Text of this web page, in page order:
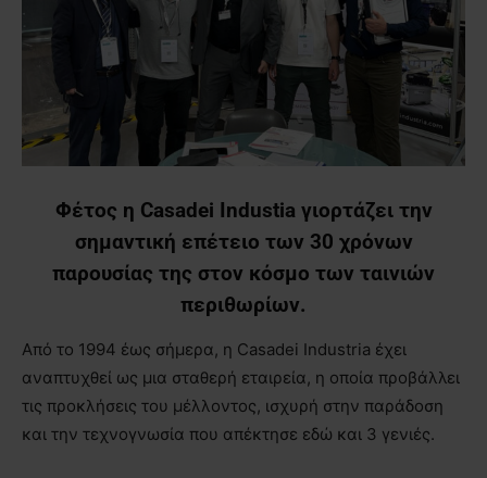
Φέτος η Casadei Industia γιορτάζει την
σημαντική επέτειο των 30 χρόνων
παρουσίας της στον κόσμο των ταινιών
περιθωρίων.
Από το 1994 έως σήμερα, η Casadei Industria έχει
αναπτυχθεί ως μια σταθερή εταιρεία, η οποία προβάλλει
τις προκλήσεις του μέλλοντος, ισχυρή στην παράδοση
και την τεχνογνωσία που απέκτησε εδώ και 3 γενιές.